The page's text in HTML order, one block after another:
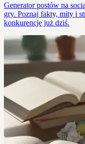
Generator postów na
gry. Poznaj fakty, mity i
konkurencję już dziś.